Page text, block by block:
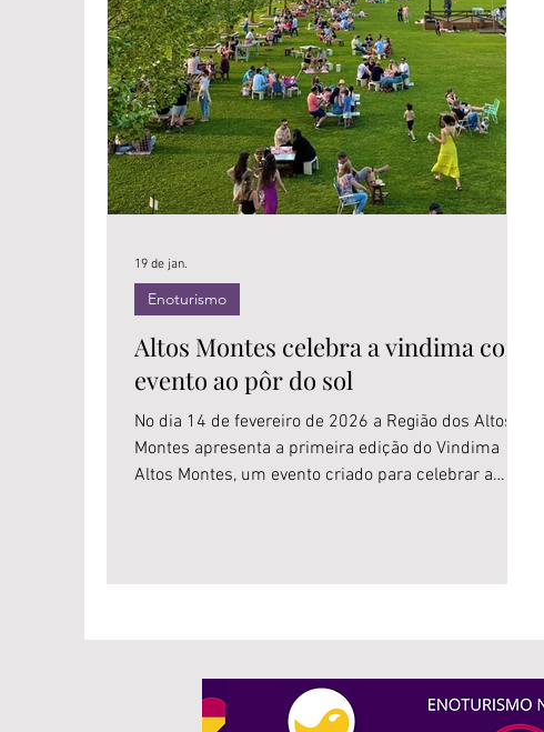
Altos Montes celebra a vindima com
evento ao pôr do sol
No dia 14 de fevereiro de 2026 a Região dos Altos
Montes apresenta a primeira edição do Vindima
Altos Montes, um evento criado para celebrar a
Pádua, a Adega Dom Camilo será o palco dessa
espumantes, a força da produção local e a
Enoturismo
19 de jan.